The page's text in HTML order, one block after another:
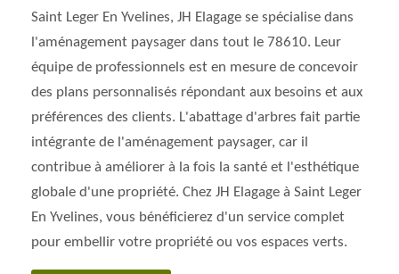
Saint Leger En Yvelines, JH Elagage se spécialise dans
l'aménagement paysager dans tout le 78610. Leur
équipe de professionnels est en mesure de concevoir
des plans personnalisés répondant aux besoins et aux
préférences des clients. L'abattage d'arbres fait partie
intégrante de l'aménagement paysager, car il
contribue à améliorer à la fois la santé et l'esthétique
globale d'une propriété. Chez JH Elagage à Saint Leger
En Yvelines, vous bénéficierez d'un service complet
pour embellir votre propriété ou vos espaces verts.